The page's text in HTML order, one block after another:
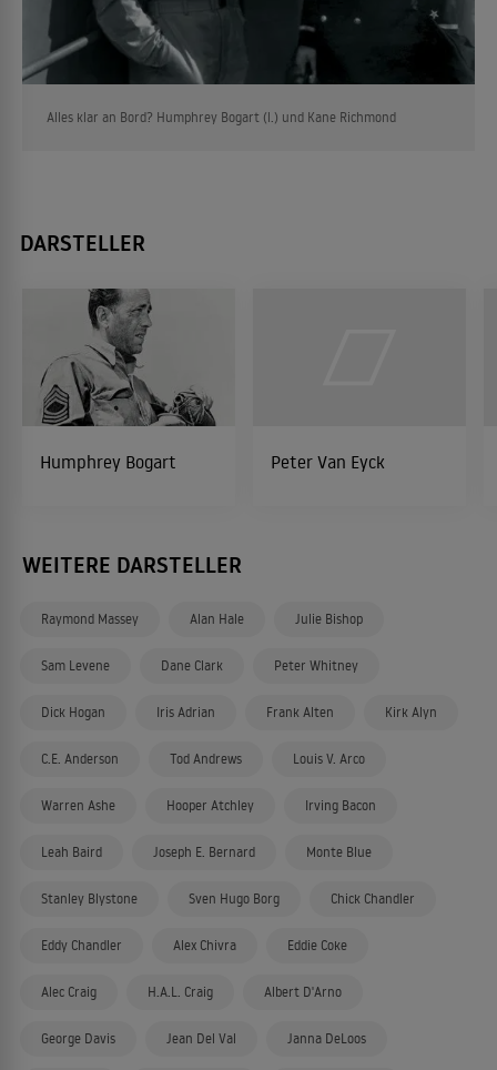
Alles klar an Bord? Humphrey Bogart (l.) und Kane Richmond
DARSTELLER
Humphrey Bogart Peter Van Eyck
WEITERE DARSTELLER
Raymond Massey Alan Hale Julie Bishop
Sam Levene Dane Clark Peter Whitney
Dick Hogan Iris Adrian Frank Alten Kirk Alyn
C.E. Anderson Tod Andrews Louis V. Arco
Warren Ashe Hooper Atchley Irving Bacon
Leah Baird Joseph E. Bernard Monte Blue
Stanley Blystone Sven Hugo Borg Chick Chandler
Eddy Chandler Alex Chivra Eddie Coke
Alec Craig H.A.L. Craig Albert D'Arno
George Davis Jean Del Val Janna DeLoos